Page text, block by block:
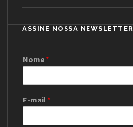
ASSINE NOSSA NEWSLETTER
Nome *
E-mail *